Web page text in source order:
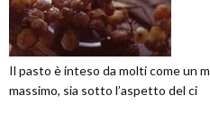
Il pasto è inteso da molti come un
massimo, sia sotto l’aspetto del ci